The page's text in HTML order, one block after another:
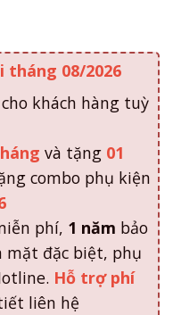
tháng 08/2026
khách hàng tuỳ
và tặng 01
combo phụ kiện
phí, 1 năm bảo
mặt đặc biệt, phụ
Hỗ trợ phí
liên hệ